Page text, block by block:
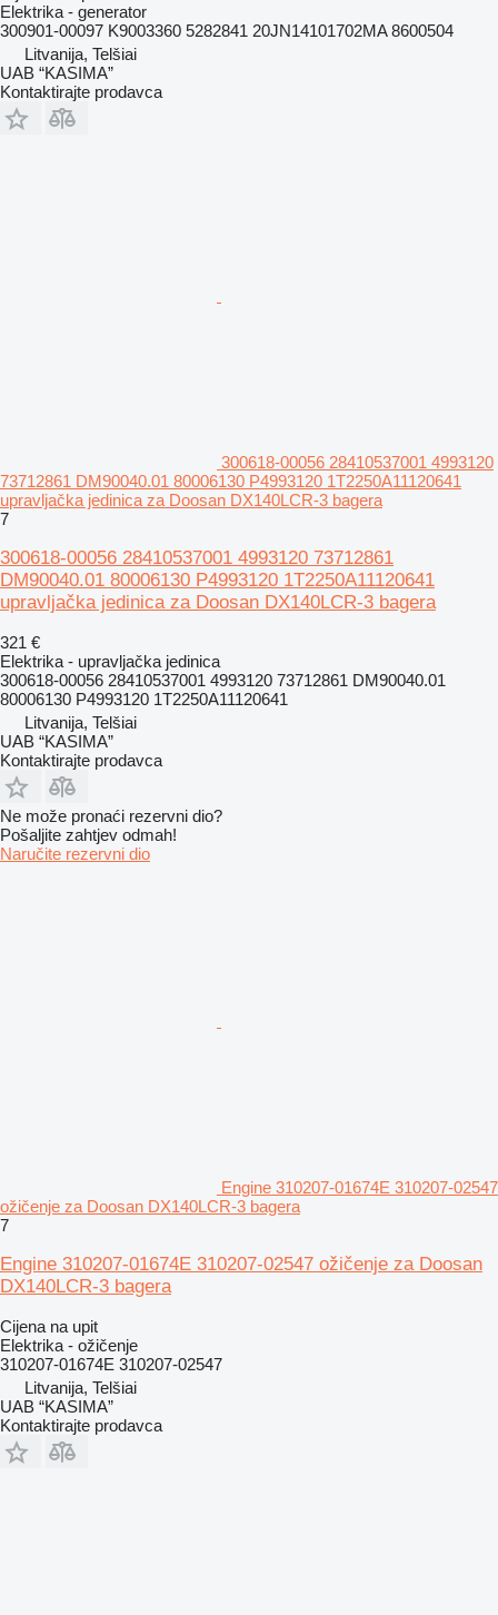
Elektrika - generator
300901-00097 K9003360 5282841 20JN14101702MA 8600504
Litvanija, Telšiai
UAB “KASIMA”
Kontaktirajte prodavca
300618-00056 28410537001 4993120
73712861 DM90040.01 80006130 P4993120 1T2250A11120641
upravljačka jedinica za Doosan DX140LCR-3 bagera
7
300618-00056 28410537001 4993120 73712861
DM90040.01 80006130 P4993120 1T2250A11120641
upravljačka jedinica za Doosan DX140LCR-3 bagera
321 €
Elektrika - upravljačka jedinica
300618-00056 28410537001 4993120 73712861 DM90040.01
80006130 P4993120 1T2250A11120641
Litvanija, Telšiai
UAB “KASIMA”
Kontaktirajte prodavca
Ne može pronaći rezervni dio?
Pošaljite zahtjev odmah!
Naručite rezervni dio
Engine 310207-01674E 310207-02547
ožičenje za Doosan DX140LCR-3 bagera
7
Engine 310207-01674E 310207-02547 ožičenje za Doosan
DX140LCR-3 bagera
Cijena na upit
Elektrika - ožičenje
310207-01674E 310207-02547
Litvanija, Telšiai
UAB “KASIMA”
Kontaktirajte prodavca